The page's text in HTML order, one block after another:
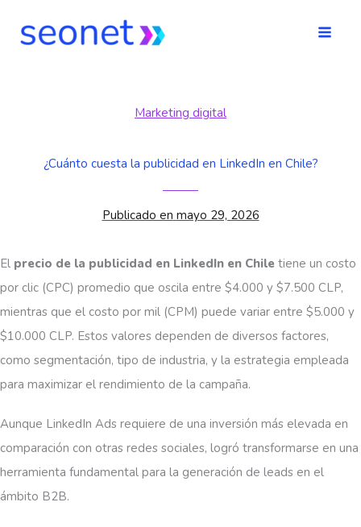
Marketing digital
¿Cuánto cuesta la publicidad en LinkedIn en Chile?
Publicado en mayo 29, 2026
El precio de la publicidad en LinkedIn en Chile tiene un costo
por clic (CPC) promedio que oscila entre $4.000 y $7.500 CLP,
mientras que el costo por mil (CPM) puede variar entre $5.000 y
$10.000 CLP. Estos valores dependen de diversos factores,
como segmentación, tipo de industria, y la estrategia empleada
para maximizar el rendimiento de la campaña.
Aunque LinkedIn Ads requiere de una inversión más elevada en
comparación con otras redes sociales, logró transformarse en una
herramienta fundamental para la generación de leads en el
ámbito B2B.